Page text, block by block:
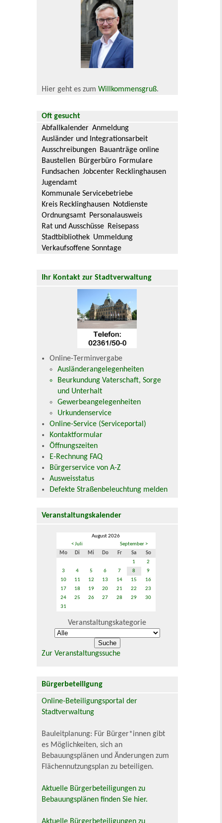
Hier geht es zumWillkommensgruß.
Oft gesucht
Abfallkalender Anmeldung
Ausländer und Integrationsarbeit
Ausschreibungen Bauanträge online
Baustellen Bürgerbüro Formulare
Fundsachen Jobcenter Recklinghausen
Jugendamt
Kommunale Servicebetriebe
Kreis Recklinghausen Notdienste
Ordnungsamt Personalausweis
Rat und Ausschüsse Reisepass
Stadtbibliothek Ummeldung
Verkaufsoffene Sonntage
Ihr Kontakt zur Stadtverwaltung
Online-Terminvergabe
Ausländerangelegenheiten
Beurkundung Vaterschaft, Sorge
und Unterhalt
Gewerbeangelegenheiten
Urkundenservice
Online-Service (Serviceportal)
Kontaktformular
Öffnungszeiten
E-Rechnung FAQ
Bürgerservice von A-Z
Ausweisstatus
Defekte Straßenbeleuchtung melden
Veranstaltungskalender
August 2026
< Juli
September >
Mo
Di Mi Do Fr Sa
So
1
2
3
4 5 6 7 8
9
10
11 12 13 14 15
16
17
18 19 20 21 22
23
24
25 26 27 28 29
30
31
Veranstaltungskategorie
Zur Veranstaltungssuche
Bürgerbeteiligung
Online-Beteiligungsportal der
Stadtverwaltung
Bauleitplanung: Für Bürger*innen gibt
es Möglichkeiten, sich an
Bebauungsplänen und Änderungen zum
Flächennutzungsplan zu beteiligen.
Aktuelle Bürgerbeteiligungen zu
Bebauungsplänen finden Sie hier.
Aktuelle Bürgerbeteiligungen zu